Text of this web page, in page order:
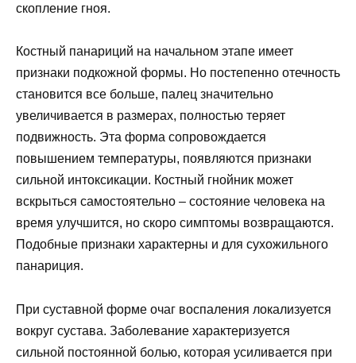
скопление гноя.
Костный панариций на начальном этапе имеет
признаки подкожной формы. Но постепенно отечность
становится все больше, палец значительно
увеличивается в размерах, полностью теряет
подвижность. Эта форма сопровождается
повышением температуры, появляются признаки
сильной интоксикации. Костный гнойник может
вскрыться самостоятельно – состояние человека на
время улучшится, но скоро симптомы возвращаются.
Подобные признаки характерны и для сухожильного
панариция.
При суставной форме очаг воспаления локализуется
вокруг сустава. Заболевание характеризуется
сильной постоянной болью, которая усиливается при